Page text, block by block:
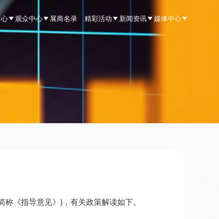
观众中心 展商名录 精彩活动 新闻资讯 媒体中心
称《指导意见》)，有关政策解读如下。